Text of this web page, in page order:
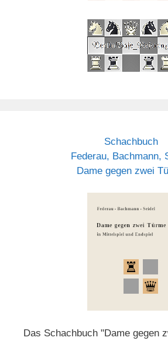
Schachbuch
Federau, Bachmann,
Dame gegen zwei
Das Schachbuch "Dame gegen